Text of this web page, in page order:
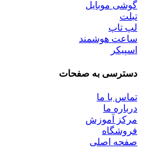
گوشی موبایل
تبلت
لپ تاپ
ساعت هوشمند
اسپیکر
دسترسی به صفحات
تماس با ما
درباره ما
مرکز آموزش
فروشگاه
صفحه اصلی